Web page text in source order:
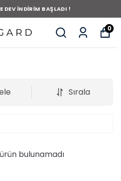
DEV İNDİRİM BAŞLADI !
0
Sırala
ürün bulunamadı